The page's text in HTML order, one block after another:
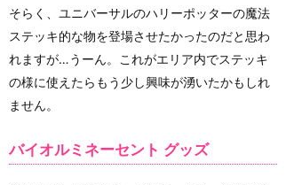
そらく、ユニバーサルのハリーポッターの魔法
ステッキ的な物を登場させたかったのだと思わ
れますが…うーん。これがエリア内でステッキ
の様に使えたらもう少し興味が湧いたかもしれ
ません。
バイオルミネーセント グッズ